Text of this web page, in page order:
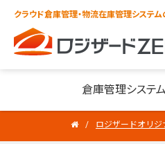
クラウド倉庫管理・物流在庫管理システ
倉庫管理システム
ロジザードオリジ